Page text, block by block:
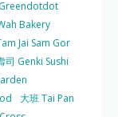
Greendotdot
Bakery
Jai Sam Gor
司 Genki Sushi
大班 Tai Pan